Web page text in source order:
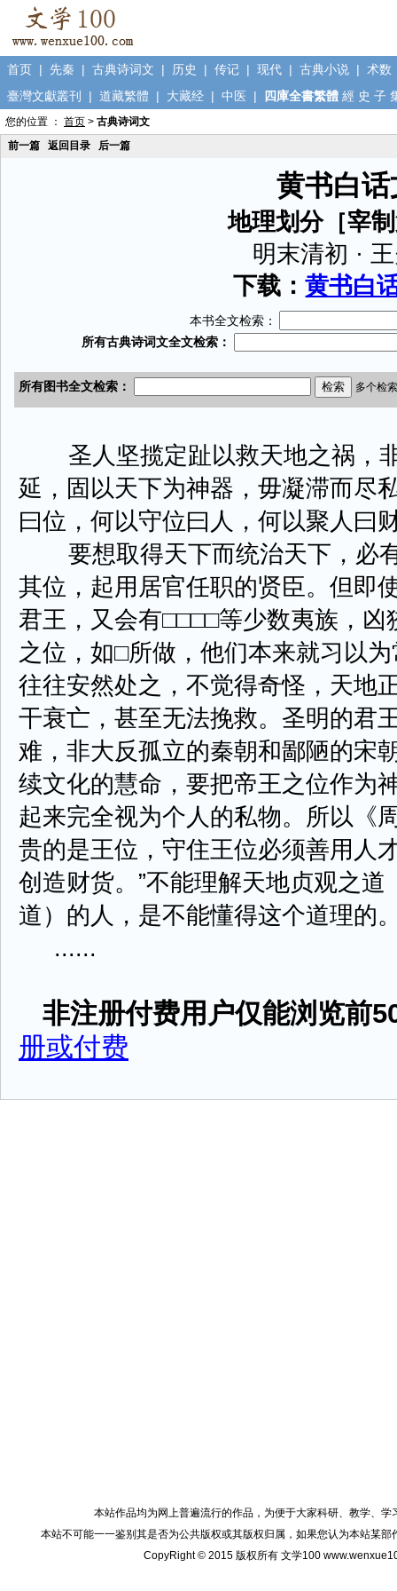
首页 | 先秦 | 古典诗词文 | 历史 | 传记 | 现代 | 古典小说 | 术数
臺灣文獻叢刊
| 道藏繁體 | 大藏经 | 中医 | 四庫全書繁體 經 史 子
您的位置 ： 首页 > 古典诗词文
前一篇
返回目录 后一篇
黄书白话
地理划分［宰
明末清初 ·
下载：黄书白
本书全文检索：
圣人坚揽定趾以救天地之祸，
延，固以天下为神器，毋凝滞而尽
曰位，何以守位曰人，何以聚人曰
要想取得天下而统治天下，必
其位，起用居官任职的贤臣。但即
君王，又会有□□□□等少数夷族，凶
之位，如□所做，他们本来就习以
往往安然处之，不觉得奇怪，天地
干衰亡，甚至无法挽救。圣明的君
难，非大反孤立的秦朝和鄙陋的宋
续文化的慧命，要把帝王之位作为
起来完全视为个人的私物。所以《
贵的是王位，守住王位必须善用人
创造财货。”不能理解天地贞观之
道）的人，是不能懂得这个道理的
......
非注册付费用户仅能浏览前
册或付费
本站作品均为网上普遍流行的作品，为便于大家科研、教学、
本站不可能一一鉴别其是否为公共版权或其版权归属，如果您认为本站某
CopyRight © 2015 版权所有 文学100